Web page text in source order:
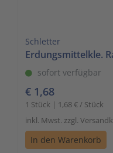
Schletter
Erdungsmittelkle.
sofort verfügbar
€ 1,68
1 Stück | 1,68 € / Stück
inkl. Mwst. zzgl.
In den Warenkorb